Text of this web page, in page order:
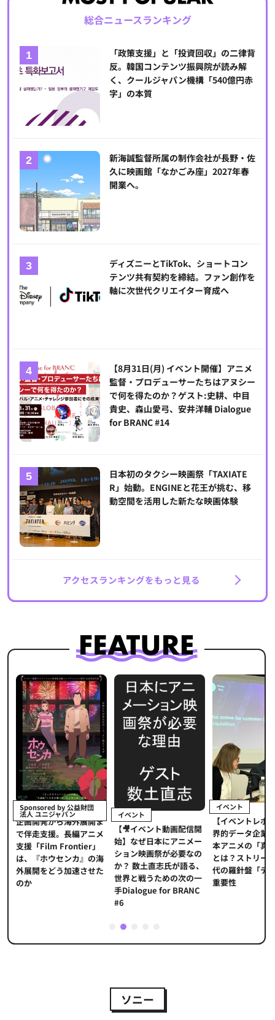
総合ニュースランキング
「政策支援」と「投資回収」の二律背
反。韓国コンテンツ振興院が読み解
く、クールジャパン機構「540億円赤
字」の本質
新海誠監督所属の制作会社が長野・佐
久に映画館「なかごみ座」2027年春
開業へ。
ディズニーとTikTok、ショートコン
テンツ共有契約を締結。ファン創作を
軸に次世代クリエイター育成へ
【8月31日(月) イベント開催】アニメ
監督・プロデューサーたちはアヌシー
で何を得たのか？ゲスト:史耕、中目
貴史、森山愛弓、安井洋輔 Dialogue
for BRANC #14
日本初のタクシー映画祭「TAXIATE
R」始動。ENGINEと花王が挑む、移
動空間を活用した新たな映画体験
アクセスランキングをもっと見る
Sponsored by 公益財団
法人 ユニジャパン
企画開発から海外展開ま
で伴走支援。長編アニメ
支援「Film Frontier」
は、『ホウセンカ』の海
外展開をどう加速させた
のか
イベント
【🎥イベント動画配信開
始】なぜ日本にアニメー
ション映画祭が必要なの
か？ 数土直志氏が語る、
世界と戦うための次の一
手Dialogue for BRANC
#6
イベント
【イベントレポ
界的データ企業
本アニメの「真
とは？ストリー
代の羅針盤「デ
重要性
2
ソニー